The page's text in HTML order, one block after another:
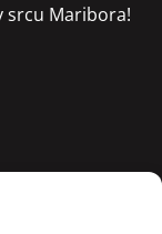
srcu Maribora!